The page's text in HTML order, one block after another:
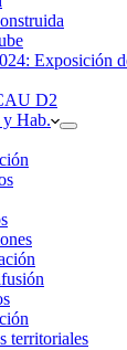
Exposición
D2
Hab.
territoriales